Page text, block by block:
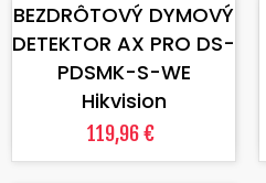
BEZDRÔTOVÝ DYMOVÝ
DETEKTOR AX PRO DS-
PDSMK-S-WE
Hikvision
119,96 €